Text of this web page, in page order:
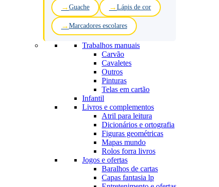
Guache Lápis de cor
Marcadores escolares
Trabalhos manuais
Carvão
Cavaletes
Outros
Pinturas
Telas em cartão
Infantil
Livros e complementos
Atril para leitura
Dicionários e ortografia
Figuras geométricas
Mapas mundo
Rolos forra livros
Jogos e ofertas
Baralhos de cartas
Capas fantasia lp